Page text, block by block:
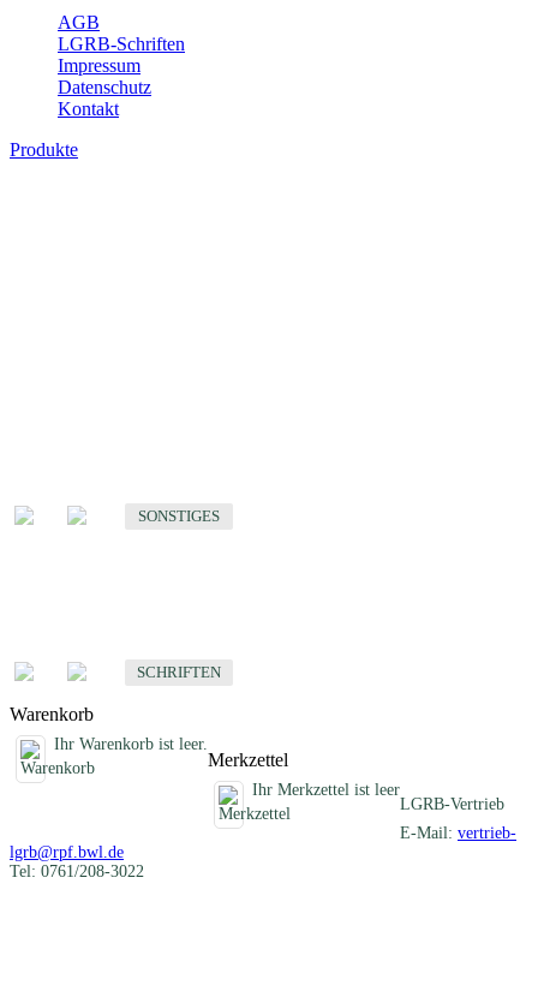
AGB
LGRB-Schriften
Impressum
Datenschutz
Kontakt
Produkte
SONSTIGES
SCHRIFTEN
Warenkorb
Ihr Warenkorb ist leer.
Merkzettel
Ihr Merkzettel ist leer
LGRB-Vertrieb
E-Mail: vertrieb-
lgrb@rpf.bwl.de
Tel: 0761/208-3022